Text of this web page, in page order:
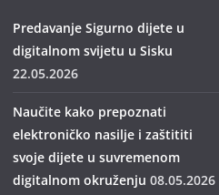
Predavanje Sigurno dijete u
digitalnom svijetu u Sisku
22.05.2026
Naučite kako prepoznati
elektroničko nasilje i zaštititi
svoje dijete u suvremenom
digitalnom okruženju 08.05.2026